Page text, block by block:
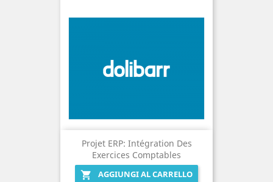
Projet ERP: Intégration Des
Exercices Comptables

AGGIUNGI AL CARRELLO